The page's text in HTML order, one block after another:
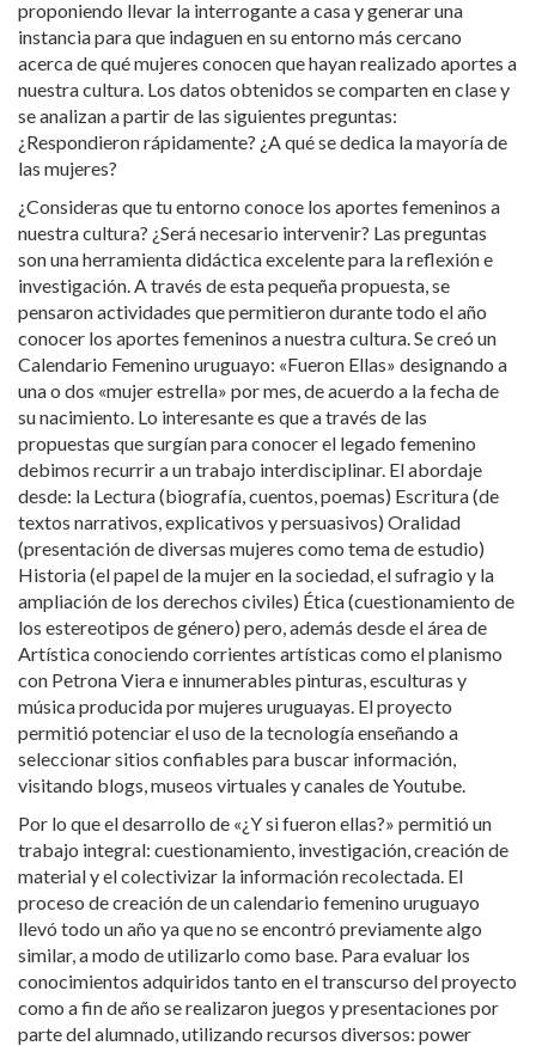
proponiendo llevar la interrogante a casa y generar una
instancia para que indaguen en su entorno más cercano
acerca de qué mujeres conocen que hayan realizado aportes a
nuestra cultura. Los datos obtenidos se comparten en clase y
se analizan a partir de las siguientes preguntas:
¿Respondieron rápidamente? ¿A qué se dedica la mayoría de
las mujeres?
¿Consideras que tu entorno conoce los aportes femeninos a
nuestra cultura? ¿Será necesario intervenir? Las preguntas
son una herramienta didáctica excelente para la reflexión e
investigación. A través de esta pequeña propuesta, se
pensaron actividades que permitieron durante todo el año
conocer los aportes femeninos a nuestra cultura. Se creó un
Calendario Femenino uruguayo: «Fueron Ellas» designando a
una o dos «mujer estrella» por mes, de acuerdo a la fecha de
su nacimiento. Lo interesante es que a través de las
propuestas que surgían para conocer el legado femenino
debimos recurrir a un trabajo interdisciplinar. El abordaje
desde: la Lectura (biografía, cuentos, poemas) Escritura (de
textos narrativos, explicativos y persuasivos) Oralidad
(presentación de diversas mujeres como tema de estudio)
Historia (el papel de la mujer en la sociedad, el sufragio y la
ampliación de los derechos civiles) Ética (cuestionamiento de
los estereotipos de género) pero, además desde el área de
Artística conociendo corrientes artísticas como el planismo
con Petrona Viera e innumerables pinturas, esculturas y
música producida por mujeres uruguayas. El proyecto
permitió potenciar el uso de la tecnología enseñando a
seleccionar sitios confiables para buscar información,
visitando blogs, museos virtuales y canales de Youtube.
Por lo que el desarrollo de «¿Y si fueron ellas?» permitió un
trabajo integral: cuestionamiento, investigación, creación de
material y el colectivizar la información recolectada. El
proceso de creación de un calendario femenino uruguayo
llevó todo un año ya que no se encontró previamente algo
similar, a modo de utilizarlo como base. Para evaluar los
conocimientos adquiridos tanto en el transcurso del proyecto
como a fin de año se realizaron juegos y presentaciones por
parte del alumnado, utilizando recursos diversos: power